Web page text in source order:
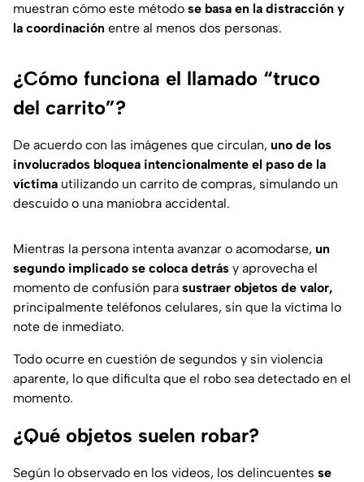
muestran cómo este método se basa en la distracción y
la coordinación entre al menos dos personas.
¿Cómo funciona el llamado “truco
del carrito”?
De acuerdo con las imágenes que circulan, uno de los
involucrados bloquea intencionalmente el paso de la
víctima utilizando un carrito de compras, simulando un
descuido o una maniobra accidental.
Mientras la persona intenta avanzar o acomodarse, un
segundo implicado se coloca detrás y aprovecha el
momento de confusión para sustraer objetos de valor,
principalmente teléfonos celulares, sin que la víctima lo
note de inmediato.
Todo ocurre en cuestión de segundos y sin violencia
aparente, lo que dificulta que el robo sea detectado en el
momento.
¿Qué objetos suelen robar?
Según lo observado en los videos, los delincuentes se